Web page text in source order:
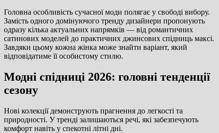
Головна особливість сучасної моди полягає у свободі вибору.
Замість одного домінуючого тренду дизайнери пропонують
одразу кілька актуальних напрямків — від романтичних
сатинових моделей до практичних джинсових спідниць максі.
Завдяки цьому кожна жінка може знайти варіант, який
відповідатиме її особистому стилю.
Модні спідниці 2026: головні тенденції
сезону
Нові колекції демонструють прагнення до легкості та
природності. У тренді залишаються речі, які забезпечують
комфорт навіть у спекотні літні дні.